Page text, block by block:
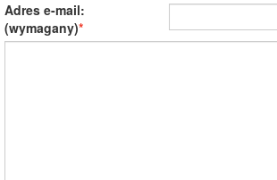
Adres e-mail:
(wymagany)